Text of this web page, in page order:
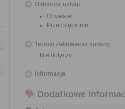
Odbiorca usługi
Obywatel,
Przedsiębiorca
Termin załatwienia sprawy
Nie dotyczy
Informacja
Dodatkowe